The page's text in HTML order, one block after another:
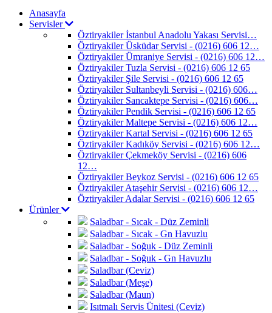
Anasayfa
Servisler
Öztiryakiler İstanbul Anadolu Yakası Servisi…
Öztiryakiler Üsküdar Servisi - (0216) 606 12…
Öztiryakiler Ümraniye Servisi - (0216) 606 12…
Öztiryakiler Tuzla Servisi - (0216) 606 12 65
Öztiryakiler Şile Servisi - (0216) 606 12 65
Öztiryakiler Sultanbeyli Servisi - (0216) 606…
Öztiryakiler Sancaktepe Servisi - (0216) 606…
Öztiryakiler Pendik Servisi - (0216) 606 12 65
Öztiryakiler Maltepe Servisi - (0216) 606 12…
Öztiryakiler Kartal Servisi - (0216) 606 12 65
Öztiryakiler Kadıköy Servisi - (0216) 606 12…
Öztiryakiler Çekmeköy Servisi - (0216) 606
12…
Öztiryakiler Beykoz Servisi - (0216) 606 12 65
Öztiryakiler Ataşehir Servisi - (0216) 606 12…
Öztiryakiler Adalar Servisi - (0216) 606 12 65
Ürünler
Saladbar - Sıcak - Düz Zeminli
Saladbar - Sıcak - Gn Havuzlu
Saladbar - Soğuk - Düz Zeminli
Saladbar - Soğuk - Gn Havuzlu
Saladbar (Ceviz)
Saladbar (Meşe)
Saladbar (Maun)
Isıtmalı Servis Ünitesi (Ceviz)